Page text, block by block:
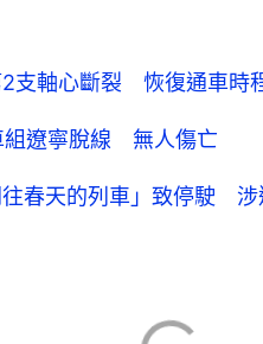
01 Video OTT